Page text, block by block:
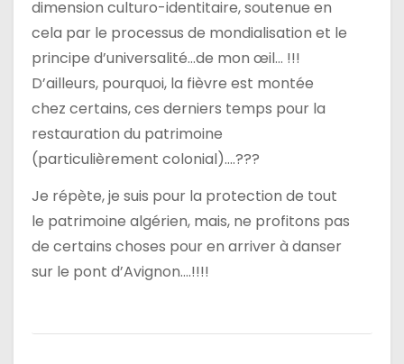
dimension culturo-identitaire, soutenue en
cela par le processus de mondialisation et le
principe d’universalité…de mon œil… !!!
D’ailleurs, pourquoi, la fièvre est montée
chez certains, ces derniers temps pour la
restauration du patrimoine
(particulièrement colonial)….???
Je répète, je suis pour la protection de tout
le patrimoine algérien, mais, ne profitons pas
de certains choses pour en arriver à danser
sur le pont d’Avignon….!!!!